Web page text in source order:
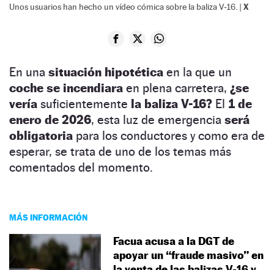
Unos usuarios han hecho un vídeo cómica sobre la baliza V-16. | X
En una situación hipotética en la que un
coche se incendiara en plena carretera, ¿se
vería suficientemente la baliza V-16? El 1 de
enero de 2026, esta luz de emergencia será
obligatoria para los conductores y como era de
esperar, se trata de uno de los temas más
comentados del momento.
MÁS INFORMACIÓN
Facua acusa a la DGT de
apoyar un “fraude masivo” en